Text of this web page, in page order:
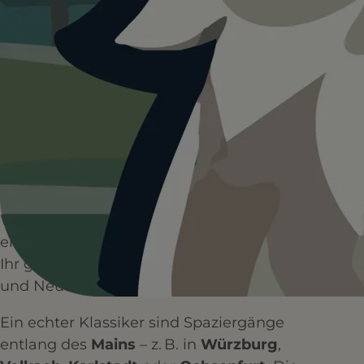
HUNDEPLÄTZE HUNDESTRÄNDE
0+
WANDERUNGEN
0+
RESTAURANTS
bietet Dir und Deiner
Fellnase eine herrliche Vielfalt an
Ausflugsmöglichkeiten: Von idyllischen
Weinbergen über tiefe Wälder bis hin zu
entspannten Flusspromenaden – hier könnt
Ihr gemeinsam Natur erleben, abschalten
und Neues entdecken.
Ein echter Klassiker sind Spaziergänge
entlang des Mains – z. B. in Würzburg,